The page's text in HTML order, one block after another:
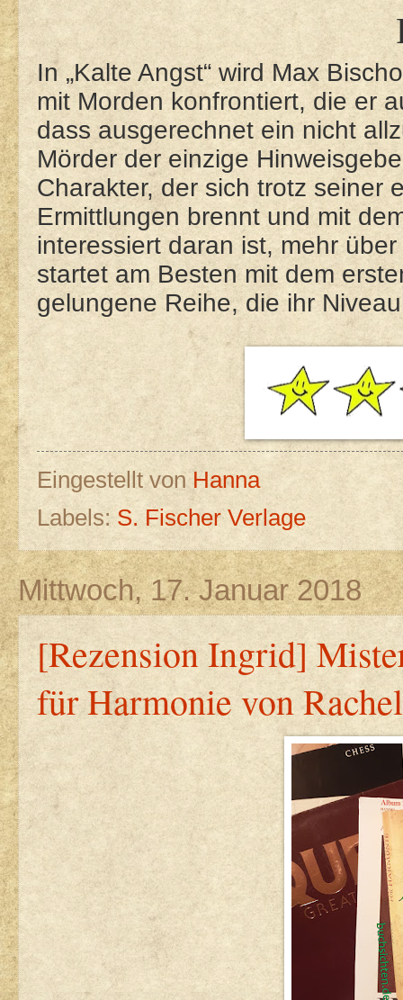
In „Kalte Angst“ wird Max
mit Morden konfrontiert, die er
dass ausgerechnet ein nicht
Mörder der einzige
Charakter, der sich trotz seiner
Ermittlungen brennt und mit
interessiert daran ist, mehr
startet am Besten mit dem
gelungene Reihe, die ihr
Eingestellt vonHanna
Labels: S. Fischer Verlage
Mittwoch, 17. Januar 2018
[Rezension Ingrid]
für Harmonie von